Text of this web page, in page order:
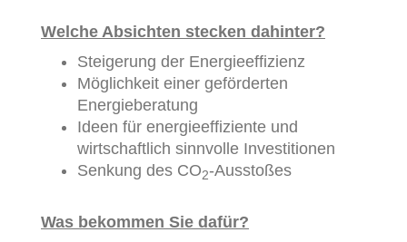
Welche Absichten stecken dahinter?
Steigerung der Energieeffizienz
Möglichkeit einer geförderten
Energieberatung
Ideen für energieeffiziente und
wirtschaftlich sinnvolle Investitionen
Senkung des CO2-Ausstoßes
Was bekommen Sie dafür?